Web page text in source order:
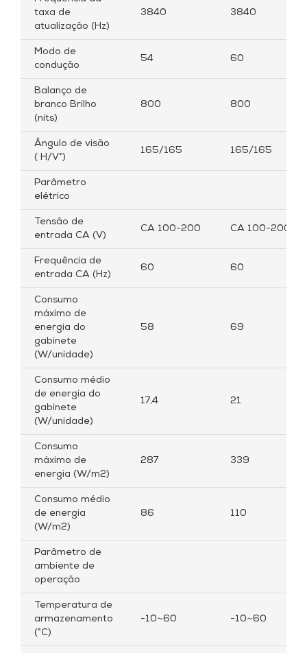
taxa de
atualização (Hz)
3840 3840
Modo de
condução
54 60
Balanço de
branco Brilho
(nits)
800 800
Ângulo de visão
( H/V°)
165/165 165/165
Parâmetro
elétrico
Tensão de
entrada CA (V)
CA 100-200 CA 100-200
Frequência de
entrada CA (Hz)
60 60
Consumo
máximo de
energia do
gabinete
(W/unidade)
58 69
Consumo médio
de energia do
gabinete
(W/unidade)
17,4 21
Consumo
máximo de
energia (W/m2)
287 339
Consumo médio
de energia
(W/m2)
86 110
Parâmetro de
ambiente de
operação
Temperatura de
armazenamento
(°C)
-10~60 -10~60